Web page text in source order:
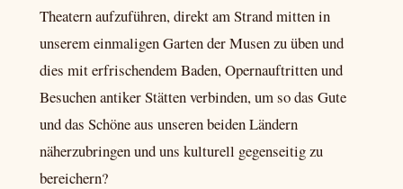
Theatern aufzuführen, direkt am Strand mitten in
unserem einmaligen Garten der Musen zu üben und
dies mit erfrischendem Baden, Opernauftritten und
Besuchen antiker Stätten verbinden, um so das Gute
und das Schöne aus unseren beiden Ländern
näherzubringen und uns kulturell gegenseitig zu
bereichern?